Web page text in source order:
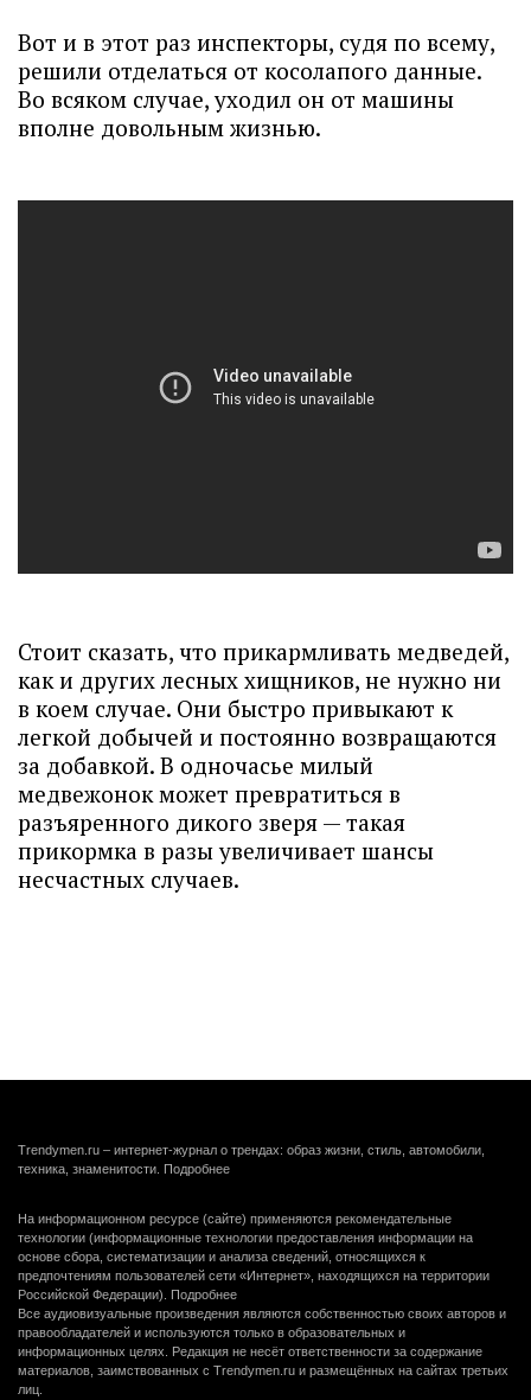
Вот и в этот раз инспекторы, судя по всему,
решили отделаться от косолапого данные.
Во всяком случае, уходил он от машины
вполне довольным жизнью.
Стоит сказать, что прикармливать медведей,
как и других лесных хищников, не нужно ни
в коем случае. Они быстро привыкают к
легкой добычей и постоянно возвращаются
за добавкой. В одночасье милый
медвежонок может превратиться в
разъяренного дикого зверя — такая
прикормка в разы увеличивает шансы
несчастных случаев.
Trendymen.ru – интернет-журнал о трендах: образ жизни, стиль, автомобили,
техника, знаменитости. Подробнее
На информационном ресурсе (сайте) применяются рекомендательные
технологии (информационные технологии предоставления информации на
основе сбора, систематизации и анализа сведений, относящихся к
предпочтениям пользователей сети «Интернет», находящихся на территории
Российской Федерации). Подробнее
Все аудиовизуальные произведения являются собственностью своих авторов и
правообладателей и используются только в образовательных и
информационных целях. Редакция не несёт ответственности за содержание
материалов, заимствованных с Trendymen.ru и размещённых на сайтах третьих
лиц.